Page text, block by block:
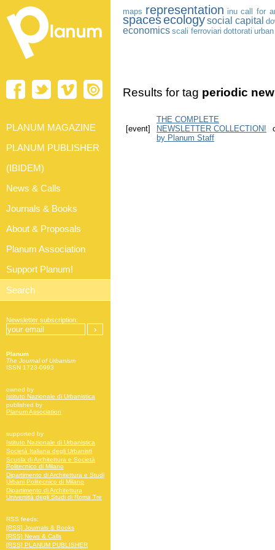
maps representation inu call for
spacesecologysocial capital
economics scali ferroviari dottorati
Results for tag periodic
[event]
THE COMPLETE
NEWSLETTER COLLECTION!
by Planum Staff
PLANUM MAGAZINE
PLANUM PUBLISHER
(IBIDEM)
News & Calls
Journals & Books
About & Proposals
Planum Association
Support Planum!
Newsletter subscription:
Planum
The Journal of Urbanism
ISSN 1723-0993
owned by
Istituto Nazionale di Urbanistica
published by
Planum Association
supported by
Istituto Nazionale di Urbanistica
Società Italiana degli Urbanisti
Scuola di Architettura e Società
Politecnico di Milano
Dipartimento di Architettura e Studi
Urbani Politecnico di Milano
Dipartimento di Architettura
Università degli Studi di Roma Tre
RSS feeds:
[RSS] Journals & Books
[RSS] News & Calls
[RSS] PLANUM PUBLISHER